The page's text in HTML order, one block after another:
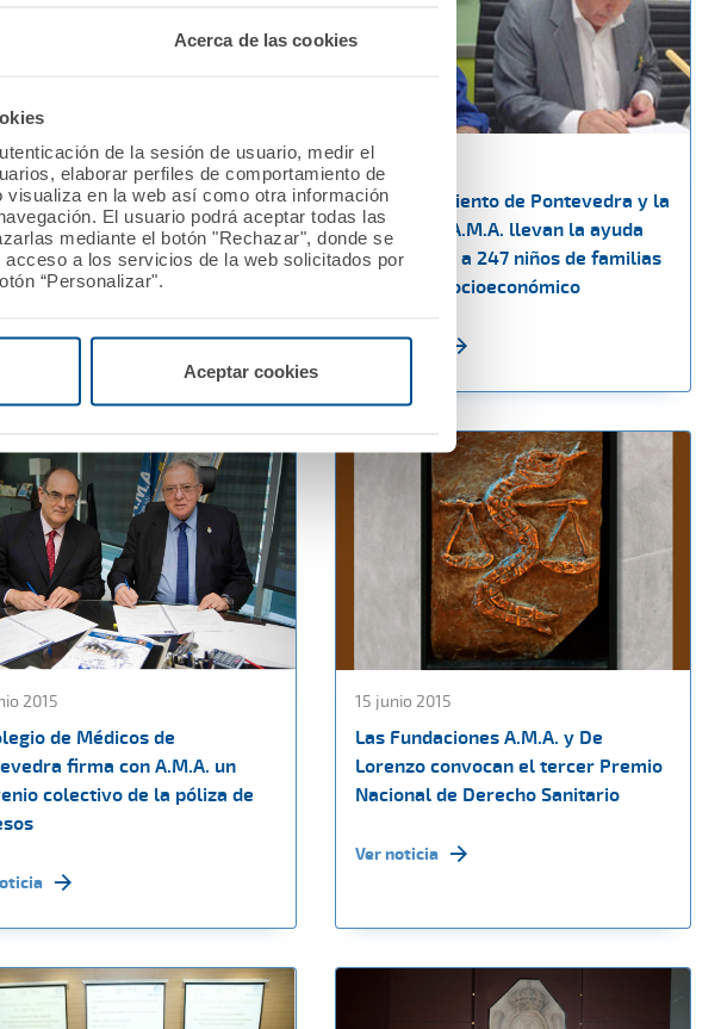
Acerca de las cookies
de la sesión de usuario, medir el
elaborar perfiles de comportamiento de
en la web así como otra información
El usuario podrá aceptar todas las
mediante el botón "Rechazar", donde se
a los servicios de la web solicitados por
“Personalizar".
Aceptar cookies
2015
y el Colegio de
de Navarra
su convenio de
13 julio 2015
El Ayuntamiento de Pontevedra y la
Fundación A.M.A. llevan la ayuda
alimentaria a 247 niños de familias
en riesgo socioeconómico
Ver noticia
2015
de Médicos de
firma con A.M.A. un
colectivo de la póliza de
15 junio 2015
Las Fundaciones A.M.A. y De
Lorenzo convocan el tercer Premio
Nacional de Derecho Sanitario
Ver noticia